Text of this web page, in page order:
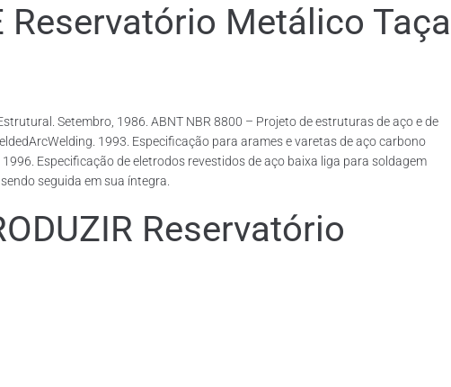
Reservatório Metálico Taça
Setembro, 1986. ABNT NBR 8800 – Projeto de estruturas de aço e de
1993. Especificação para arames e varetas de aço carbono
Especificação de eletrodos revestidos de aço baixa liga para soldagem
seguida em sua íntegra.
Reservatório